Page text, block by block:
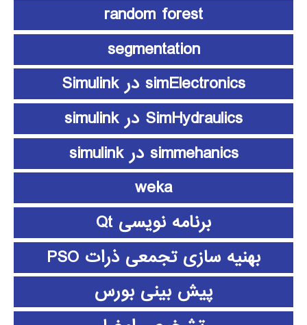
random forest
segmentation
simElectronics در Simulink
SimHydraulics در simulink
simmehanics در simulink
weka
برنامه نویسی Qt
بهنیه سازی تجمعی ذرات PSO
پیش بینی بورس